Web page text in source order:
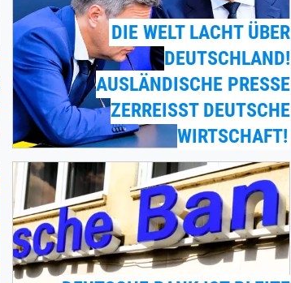
DIE WELT LACHT ÜBER
DEUTSCHLAND!
AUSLÄNDISCHE PRESSE
ZERREISST DEUTSCHE W
IRTSCHAFT!